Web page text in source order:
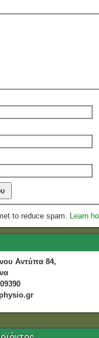
to reduce spam. Learn
Αντύπα 84,